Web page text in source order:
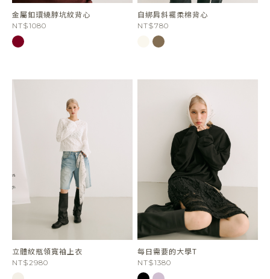
金屬釦環繞脖坑紋背心
NT$1080
自綁肩斜襬柔棉背心
NT$780
立體紋瓶領寬袖上衣
NT$2980
每日需要的大學T
NT$1380